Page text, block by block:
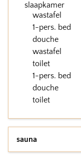
slaapkamer
wastafel
1-pers. bed
douche
wastafel
toilet
1-pers. bed
douche
toilet
sauna